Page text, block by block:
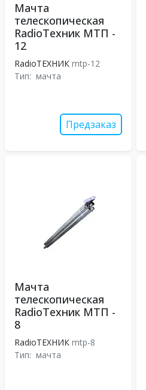
Мачта
телескопическая
RadioТехник МТП -
12
RadioТЕХНИК mtp-12
Тип: мачта
Предзаказ
Мачта
телескопическая
RadioТехник МТП -
8
RadioТЕХНИК mtp-8
Тип: мачта